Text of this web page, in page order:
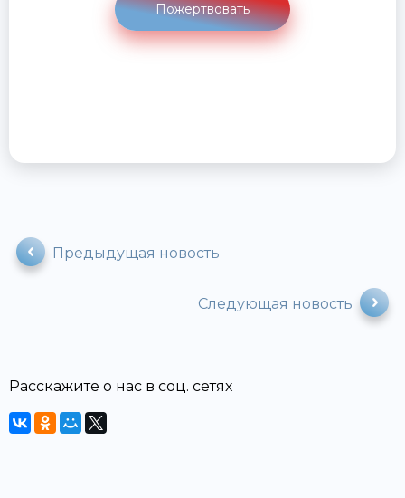
Пожертвовать
Предыдущая новость
Следующая новость
Расскажите о нас в соц. сетях